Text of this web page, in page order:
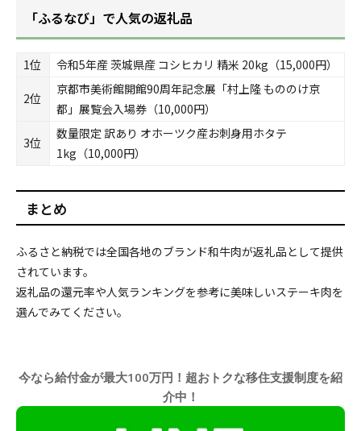
「ふるなび」で人気の返礼品
1位 令和5年産 茨城県産 コシヒカリ 精米 20kg（15,000円）
2位
京都市美術館開館90周年記念展「村上隆 もののけ京
都」展覧会入場券（10,000円）
3位
数量限定 訳あり オホーツク産お刺身用ホタテ
1kg（10,000円）
まとめ
ふるさと納税では全国各地のブランド和牛肉が返礼品として提供
されています。
返礼品の還元率や人気ランキングを参考に美味しいステーキ肉を
選んでみてください。
今なら給付金が最大100万円！超おトクな移住支援制度を紹
介中！